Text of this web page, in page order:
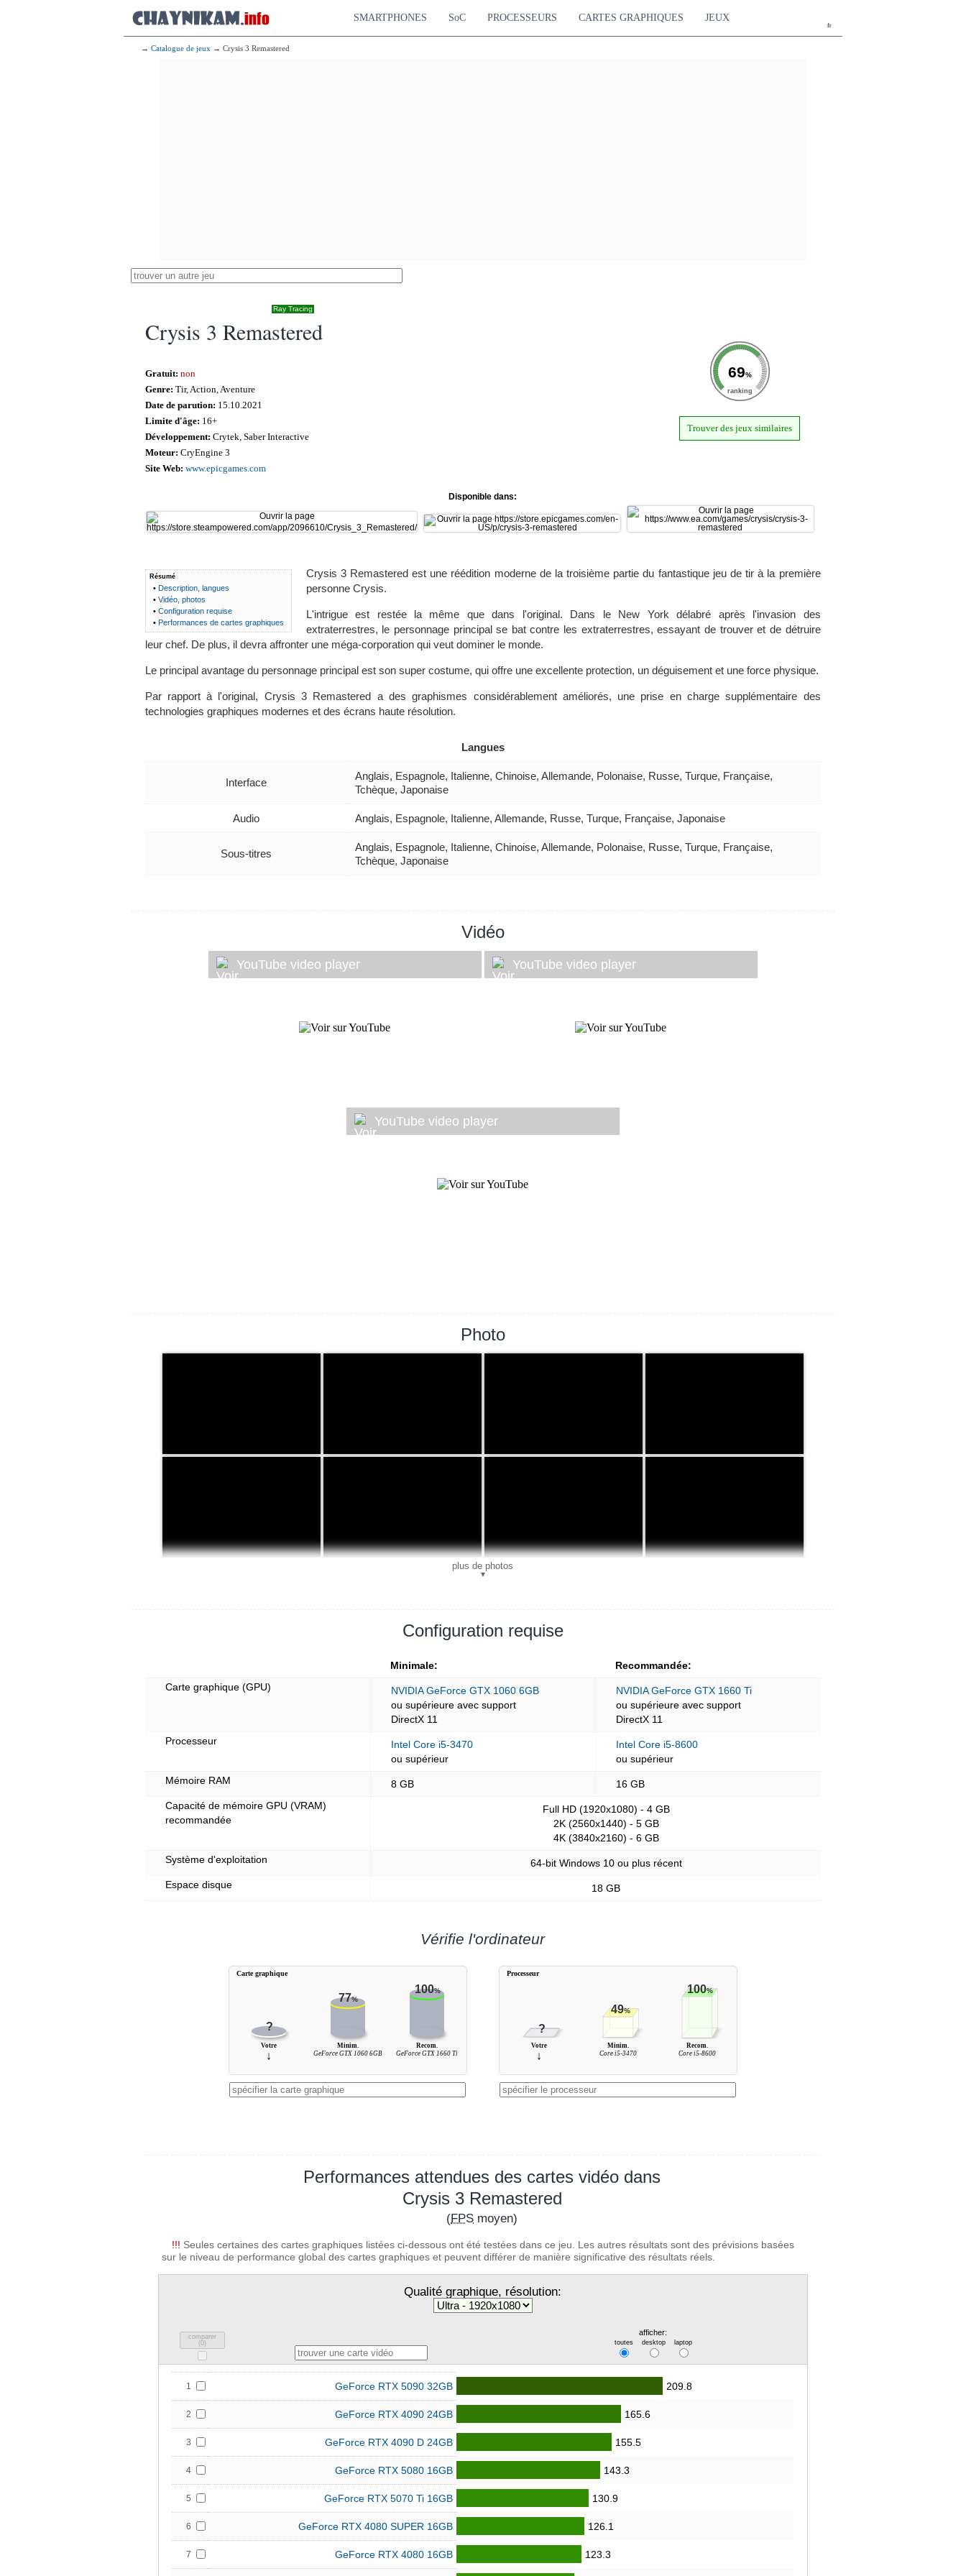
fr
SMARTPHONES SoC PROCESSEURS CARTES GRAPHIQUES JEUX
→ Catalogue de jeux → Crysis 3 Remastered
Ray Tracing
Crysis 3 Remastered
69%
ranking
Trouver des jeux similaires
Gratuit: non
Genre: Tir, Action, Aventure
Date de parution: 15.10.2021
Limite d'âge: 16+
Développement: Crytek, Saber Interactive
Moteur: CryEngine 3
Site Web: www.epicgames.com
Disponible dans:
Résumé
• Description, langues
• Vidéo, photos
• Configuration requise
• Performances de cartes graphiques
Crysis 3 Remastered est une réédition moderne de la troisième partie du fantastique jeu de tir à la première
personne Crysis.
L'intrigue est restée la même que dans l'original. Dans le New York délabré après l'invasion des
extraterrestres, le personnage principal se bat contre les extraterrestres, essayant de trouver et de détruire
leur chef. De plus, il devra affronter une méga-corporation qui veut dominer le monde.
Le principal avantage du personnage principal est son super costume, qui offre une excellente protection, un déguisement et une force physique.
Par rapport à l'original, Crysis 3 Remastered a des graphismes considérablement améliorés, une prise en charge supplémentaire des
technologies graphiques modernes et des écrans haute résolution.
Langues
Interface
Anglais, Espagnole, Italienne, Chinoise, Allemande, Polonaise, Russe, Turque, Française,
Tchèque, Japonaise
Audio Anglais, Espagnole, Italienne, Allemande, Russe, Turque, Française, Japonaise
Sous-titres
Anglais, Espagnole, Italienne, Chinoise, Allemande, Polonaise, Russe, Turque, Française,
Tchèque, Japonaise
Vidéo
YouTube video player YouTube video player
YouTube video player
Photo
plus de photos
▼
Configuration requise
Minimale:
Recommandée:
Carte graphique (GPU)
NVIDIA GeForce GTX 1060 6GB
ou supérieure avec support
DirectX 11
NVIDIA GeForce GTX 1660 Ti
ou supérieure avec support
DirectX 11
Processeur
Intel Core i5-3470
ou supérieur
Intel Core i5-8600
ou supérieur
Mémoire RAM
8 GB
16 GB
Capacité de mémoire GPU (VRAM)
recommandée
Full HD (1920x1080) - 4 GB
2K (2560x1440) - 5 GB
4K (3840x2160) - 6 GB
Système d'exploitation
64-bit Windows 10 ou plus récent
Espace disque
18 GB
Vérifie l'ordinateur
?
77%
100%
Votre
↓
Minim.
GeForce GTX 1060 6GB
Recom.
GeForce GTX 1660 Ti
Carte graphique
?
49%
100%
Votre
↓
Minim.
Core i5-3470
Recom.
Core i5-8600
Processeur
Performances attendues des cartes vidéo dans
Crysis 3 Remastered
(FPS moyen)
!!! Seules certaines des cartes graphiques listées ci-dessous ont été testées dans ce jeu. Les autres résultats sont des prévisions basées
sur le niveau de performance global des cartes graphiques et peuvent différer de manière significative des résultats réels.
Qualité graphique, résolution:
comparer
(0)
afficher:
toutes desktop laptop
1 GeForce RTX 5090 32GB 209.8
2 GeForce RTX 4090 24GB 165.6
3 GeForce RTX 4090 D 24GB 155.5
4 GeForce RTX 5080 16GB 143.3
5 GeForce RTX 5070 Ti 16GB 130.9
6 GeForce RTX 4080 SUPER 16GB 126.1
7 GeForce RTX 4080 16GB 123.3